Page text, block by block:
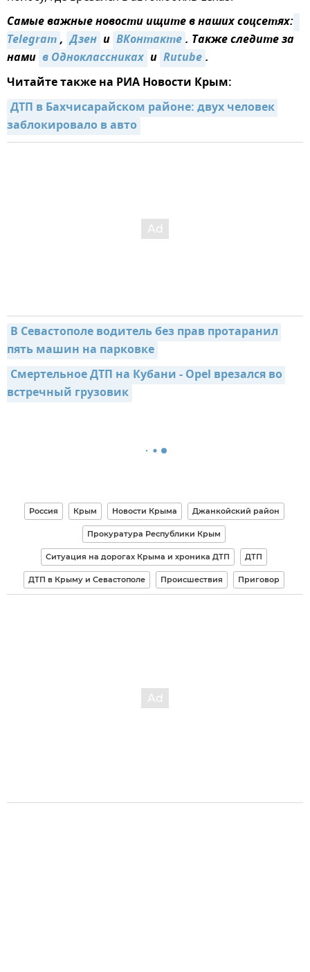
Самые важные новости ищите в наших соцсетях:
Telegram, Дзен и ВКонтакте. Также следите за
нами в Одноклассниках и Rutube.
Читайте также на РИА Новости Крым:
ДТП в Бахчисарайском районе: двух человек
заблокировало в авто
В Севастополе водитель без прав протаранил
пять машин на парковке
Смертельное ДТП на Кубани - Opel врезался во
встречный грузовик
Россия Крым Новости Крыма Джанкойский район
Прокуратура Республики Крым
Ситуация на дорогах Крыма и хроника ДТП ДТП
ДТП в Крыму и Севастополе Происшествия Приговор